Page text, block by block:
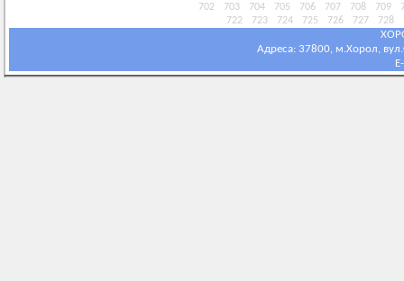
702
703 704 705 706 707 708 709
722
723 724 725 726 727 728
Адреса: 37800, м.Хорол,